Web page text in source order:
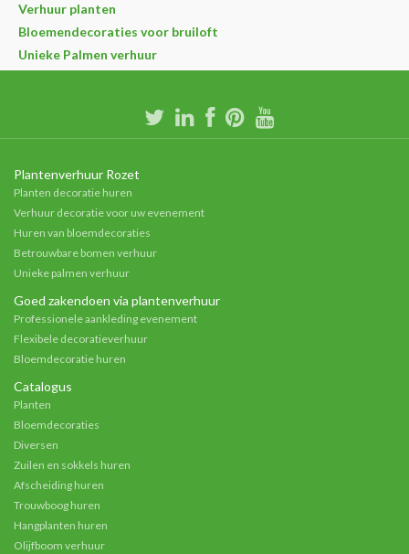
Verhuur planten
Bloemendecoraties voor bruiloft
Unieke Palmen verhuur
Plantenverhuur Rozet
Planten decoratie huren
Verhuur decoratie voor uw evenement
Huren van bloemdecoraties
Betrouwbare bomen verhuur
Unieke palmen verhuur
Goed zakendoen via plantenverhuur
Professionele aankleding evenement
Flexibele decoratieverhuur
Bloemdecoratie huren
Catalogus
Planten
Bloemdecoraties
Diversen
Zuilen en sokkels huren
Afscheiding huren
Trouwboog huren
Hangplanten huren
Olijfboom verhuur